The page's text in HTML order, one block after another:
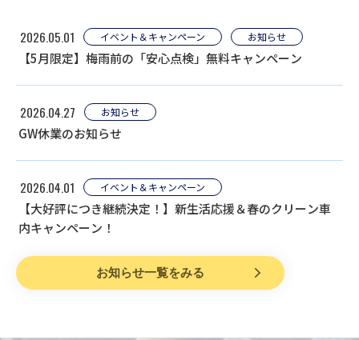
2026.05.01 イベント＆キャンペーン お知らせ
【5月限定】梅雨前の「安心点検」無料キャンペーン
2026.04.27 お知らせ
GW休業のお知らせ
2026.04.01 イベント＆キャンペーン
【大好評につき継続決定！】新生活応援＆春のクリーン車
内キャンペーン！
お知らせ一覧をみる